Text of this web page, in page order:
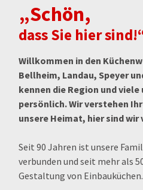
„Schön,
dass Sie hier
Willkommen in den
Bellheim, Landau, Speyer
kennen die Region und viele
persönlich. Wir verstehen
unsere Heimat, hier sind
Seit 90 Jahren ist unsere
verbunden und seit mehr als
Gestaltung von Einbauküchen.